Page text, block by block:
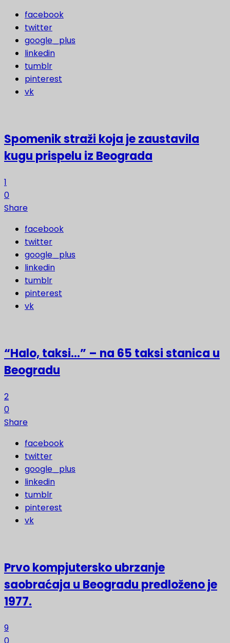
facebook
twitter
google_plus
linkedin
tumblr
pinterest
vk
Spomenik straži koja je zaustavila
kugu prispelu iz Beograda
1
0
Share
facebook
twitter
google_plus
linkedin
tumblr
pinterest
vk
“Halo, taksi…” – na 65 taksi stanica u
Beogradu
2
0
Share
facebook
twitter
google_plus
linkedin
tumblr
pinterest
vk
Prvo kompjutersko ubrzanje
saobraćaja u Beogradu predloženo je
1977.
9
0